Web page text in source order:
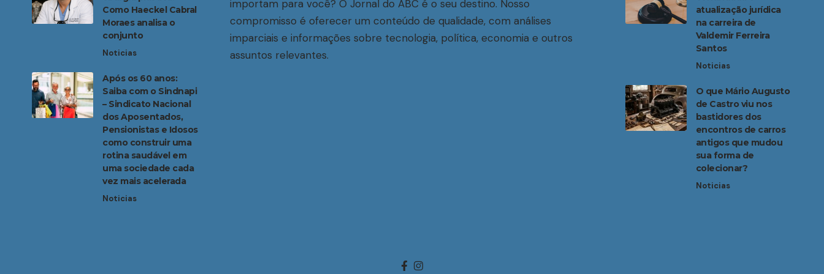
Como Haeckel Cabral
Moraes analisa o
conjunto
Noticias
Após os 60 anos:
Saiba com o Sindnapi
– Sindicato Nacional
dos Aposentados,
Pensionistas e Idosos
como construir uma
rotina saudável em
uma sociedade cada
vez mais acelerada
Noticias
importam para você? O Jornal do ABC é o seu destino. Nosso
compromisso é oferecer um conteúdo de qualidade, com análises
imparciais e informações sobre tecnologia, política, economia e outros
assuntos relevantes.
atualização jurídica
na carreira de
Valdemir Ferreira
Santos
Noticias
O que Mário Augusto
de Castro viu nos
bastidores dos
encontros de carros
antigos que mudou
sua forma de
colecionar?
Noticias